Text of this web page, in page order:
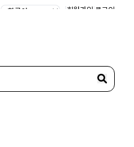
|회원가입|로그인